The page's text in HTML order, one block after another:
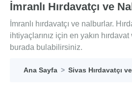
İmranlı Hırdavatçı ve
İmranlı hırdavatçı ve nalburlar.
ihtiyaçlarınız için en yakın
burada bulabilirsiniz.
Ana Sayfa Sivas Hırdavatçı